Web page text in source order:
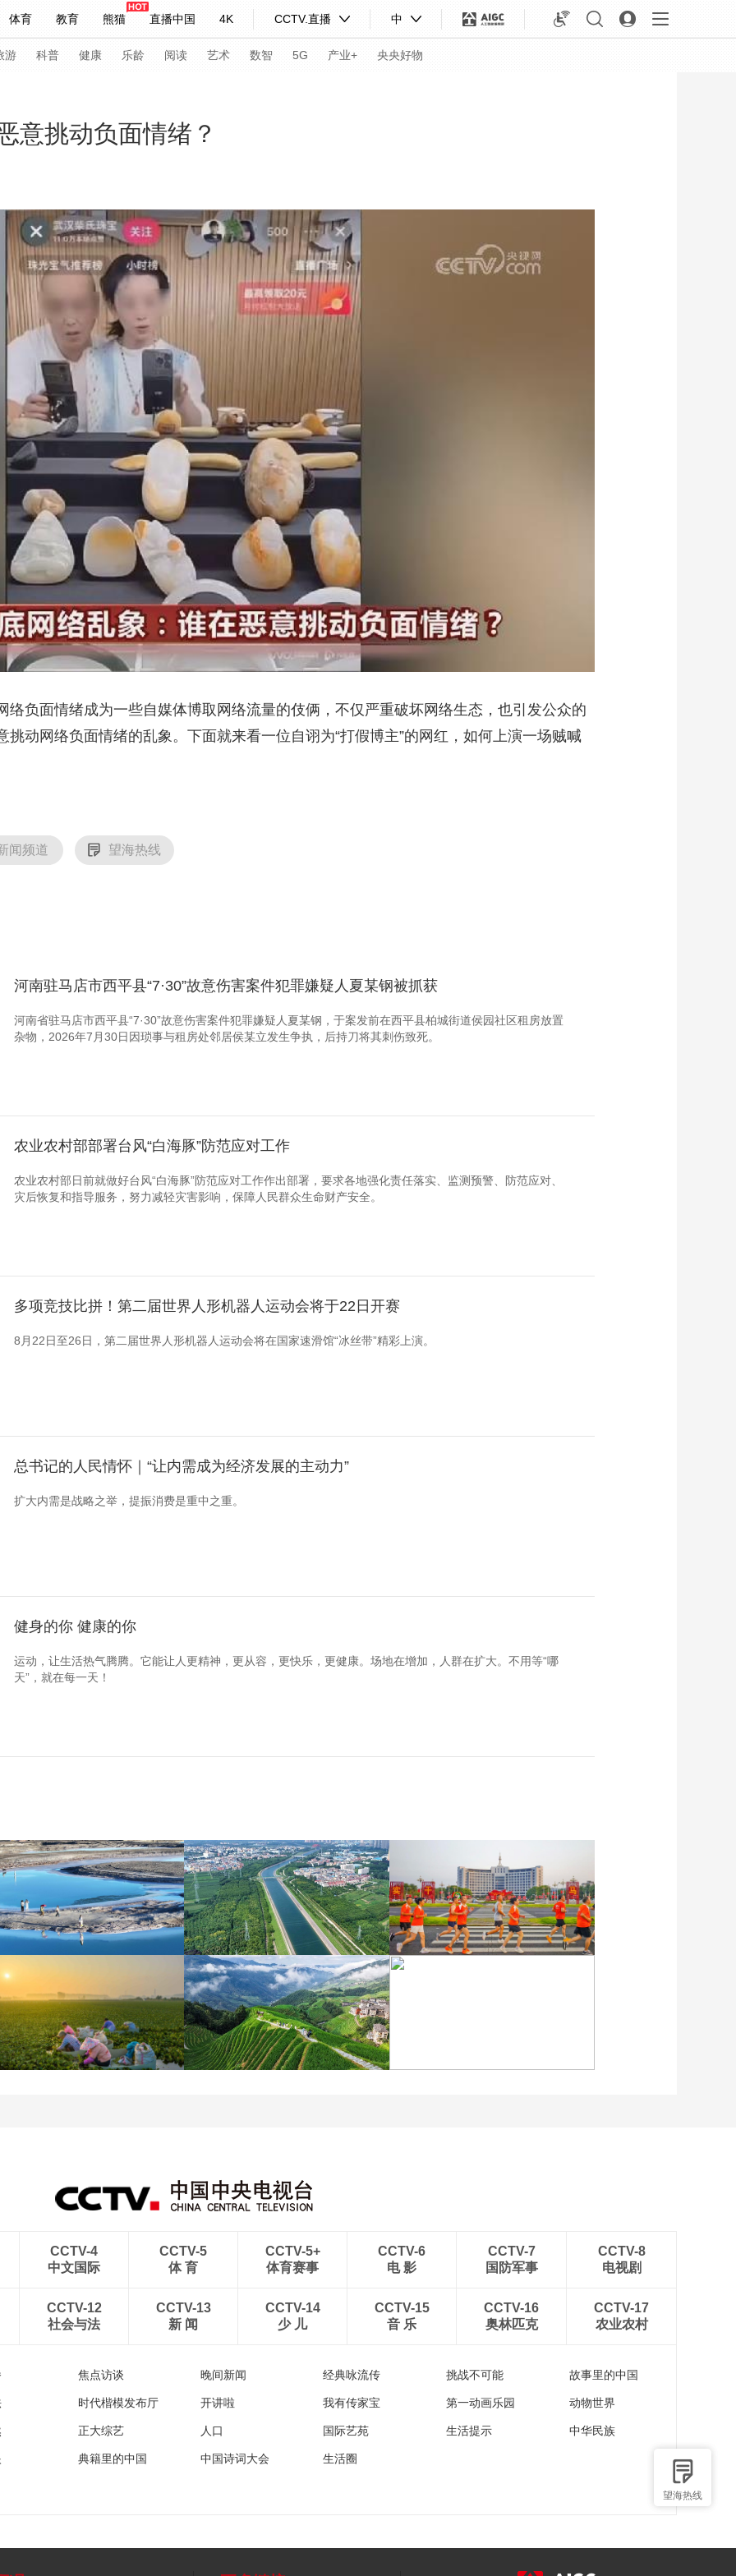
体育 教育 熊猫 直播中国 4K CCTV.直播 中
妙语 热解读 天天学习
持人 下载央视影音
游 科普 健康 乐龄 阅读 艺术 数智 5G 产业+ 央央好物
习式妙语 央视快评 央视网评 光华锐评 锋面
道 VR/AR 4K专区 全景新闻
入列 人生第一次 人生第二次
会 CBA NBA 中超 国足 国际足球 网球 综合体育
文化体育 冰雪道路
央博 非遗 文化 旅游
云起 超级工厂 智敬中国 全民健康 颜选攻略 海洋
热播榜 总台企业白名单
意挑动负面情绪？
络负面情绪成为一些自媒体博取网络流量的伎俩，不仅严重破坏网络生态，也引发公众的
动网络负面情绪的乱象。下面就来看一位自诩为“打假博主”的网红，如何上演一场贼喊
闻频道 望海热线
望海热线
河南驻马店市西平县“7·30”故意伤害案件犯罪嫌疑人夏某钢被抓获
河南省驻马店市西平县“7·30”故意伤害案件犯罪嫌疑人夏某钢，于案发前在西平县柏城街道侯园社区租房放置
杂物，2026年7月30日因琐事与租房处邻居侯某立发生争执，后持刀将其刺伤致死。
农业农村部部署台风“白海豚”防范应对工作
农业农村部日前就做好台风“白海豚”防范应对工作作出部署，要求各地强化责任落实、监测预警、防范应对、
灾后恢复和指导服务，努力减轻灾害影响，保障人民群众生命财产安全。
多项竞技比拼！第二届世界人形机器人运动会将于22日开赛
8月22日至26日，第二届世界人形机器人运动会将在国家速滑馆“冰丝带”精彩上演。
总书记的人民情怀｜“让内需成为经济发展的主动力”
扩大内需是战略之举，提振消费是重中之重。
健身的你 健康的你
运动，让生活热气腾腾。它能让人更精神，更从容，更快乐，更健康。场地在增加，人群在扩大。不用等“哪
天”，就在每一天！
海大柴旦翡翠湖晶莹剔
南水北调中线工程调水突
破800亿立方米
CCTV-4
中文国际
CCTV-5
体 育
CCTV-5+
体育赛事
CCTV-6
电 影
CCTV-7
国防军事
CCTV-8
电视剧
CCTV-12
社会与法
CCTV-13
新 闻
CCTV-14
少 儿
CCTV-15
音 乐
CCTV-16
奥林匹克
CCTV-17
农业农村
焦点访谈 晚间新闻 经典咏流传 挑战不可能 故事里的中国
时代楷模发布厅 开讲啦 我有传家宝 第一动画乐园 动物世界
正大综艺 人口 国际艺苑 生活提示 中华民族
典籍里的中国 中国诗词大会 生活圈